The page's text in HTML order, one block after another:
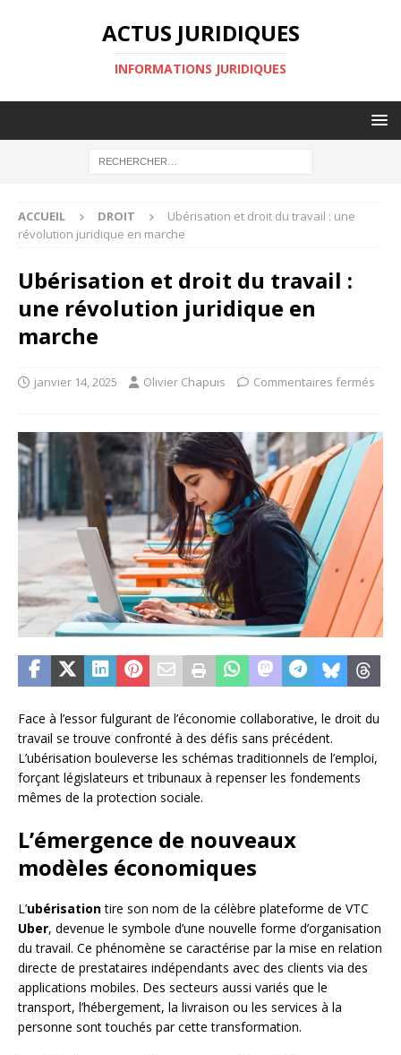
ACTUS JURIDIQUES
INFORMATIONS JURIDIQUES
ACCUEIL DROIT
Ubérisation et droit du travail : une
révolution juridique en marche
Ubérisation et droit du travail :
une révolution juridique en
marche
janvier 14, 2025 Olivier Chapuis Commentaires fermés
Face à l’essor fulgurant de l’économie collaborative, le droit du
travail se trouve confronté à des défis sans précédent.
L’ubérisation bouleverse les schémas traditionnels de l’emploi,
forçant législateurs et tribunaux à repenser les fondements
mêmes de la protection sociale.
L’émergence de nouveaux
modèles économiques
L’ubérisationtire son nom de la célèbre plateforme de VTC
Uber, devenue le symbole d’une nouvelle forme d’organisation
du travail. Ce phénomène se caractérise par la mise en relation
directe de prestataires indépendants avec des clients via des
applications mobiles. Des secteurs aussi variés que le
transport, l’hébergement, la livraison ou les services à la
personne sont touchés par cette transformation.